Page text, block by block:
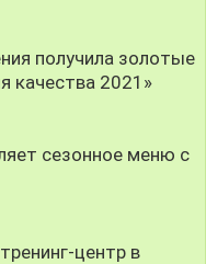
получила золотые
качества 2021»
сезонное меню с
центр в